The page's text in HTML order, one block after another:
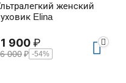
женский
Elina
900₽
000₽ -54%